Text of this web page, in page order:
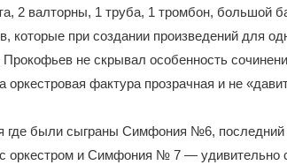
2 валторны, 1 труба, 1 тромбон, большой
которые при создании произведений для
не скрывал особенность
оркестровая фактура прозрачная и не
где были сыграны Симфония №6,
оркестром и Симфония № 7 — удивительно